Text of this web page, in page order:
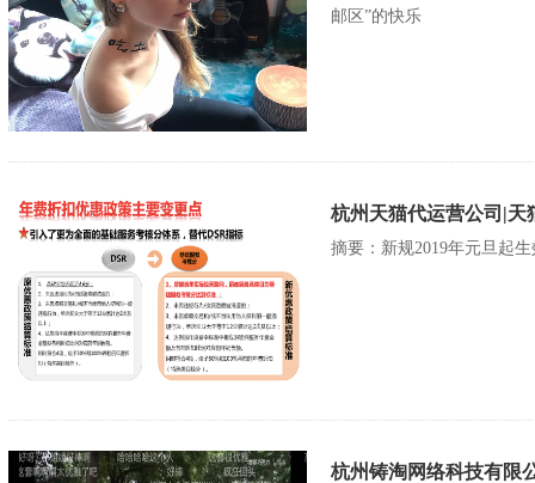
邮区”的快乐
杭州天猫代运营公司|天
摘要：新规2019年元旦起
杭州铸淘网络科技有限